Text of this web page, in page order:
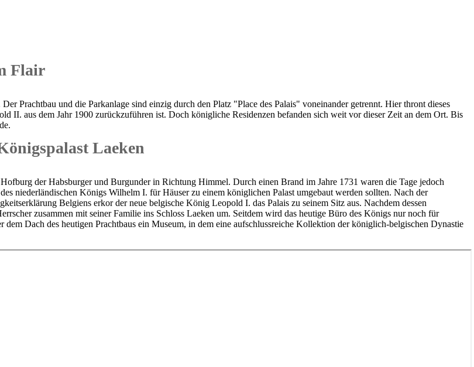
Flair
Prachtbau und die Parkanlage sind einzig durch den Platz "Place des Palais" voneinander getrennt. Hier thront dieses
II. aus dem Jahr 1900 zurückzuführen ist. Doch königliche Residenzen befanden sich weit vor dieser Zeit an dem Ort. Bis
Laeken
der Habsburger und Burgunder in Richtung Himmel. Durch einen Brand im Jahre 1731 waren die Tage jedoch
niederländischen Königs Wilhelm I. für Häuser zu einem königlichen Palast umgebaut werden sollten. Nach der
Belgiens erkor der neue belgische König Leopold I. das Palais zu seinem Sitz aus. Nachdem dessen
zusammen mit seiner Familie ins Schloss Laeken um. Seitdem wird das heutige Büro des Königs nur noch für
Dach des heutigen Prachtbaus ein Museum, in dem eine aufschlussreiche Kollektion der königlich-belgischen Dynastie